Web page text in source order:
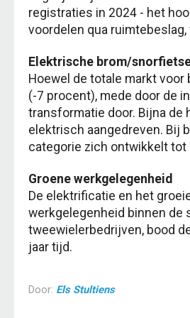
registraties in 2024 - het
voordelen qua
Elektrische brom/
Hoewel de totale markt
(-7 procent), mede door de
transformatie door. Bijna de
elektrisch aangedreven. Bij
categorie zich ontwikkelt tot
Groene werkgelegenheid
De elektrificatie en het
werkgelegenheid binnen de
tweewielerbedrijven, bood
jaar tijd.
Door: Els Stultiens